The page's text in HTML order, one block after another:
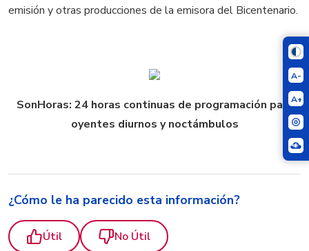
A-
A+
emisión y otras producciones de la emisora del Bicentenario.
SonHoras: 24 horas continuas de programación para
oyentes diurnos y noctámbulos
¿Cómo le ha parecido esta información?
Útil No Útil